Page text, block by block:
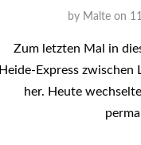
by Malte on
Zum letzten Mal in
Heide-Express zwischen
her. Heute